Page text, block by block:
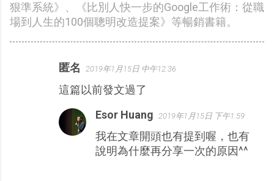
狠準系統》、《比別人快一步的Google工作術：從職
場到人生的100個聰明改造提案》等暢銷書籍。
匿名 2019年1月15日 中午12:36
這篇以前發文過了
Esor Huang 2019年1月15日 下午1:59
我在文章開頭也有提到喔，也有
說明為什麼再分享一次的原因^^